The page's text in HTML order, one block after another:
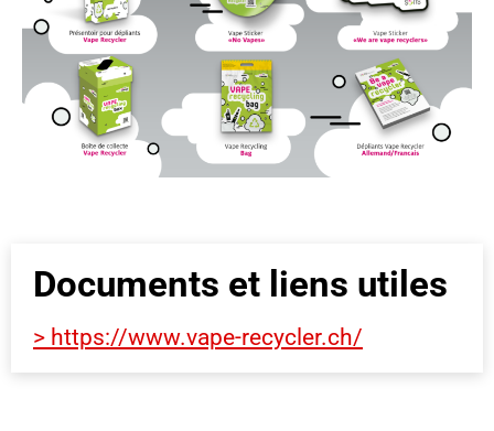
Documents et liens utiles
> https://www.vape-recycler.ch/